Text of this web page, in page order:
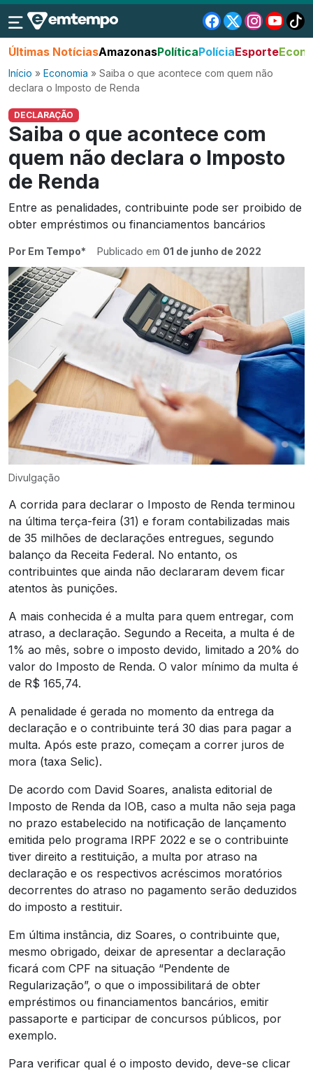
Últimas NotíciasAmazonasPolíticaPolíciaEsporte
Início » Economia » Saiba o que acontece com quem não
declara o Imposto de Renda
DECLARAÇÃO
Saiba o que acontece com
quem não declara o Imposto
de Renda
Entre as penalidades, contribuinte pode ser proibido de
obter empréstimos ou financiamentos bancários
Por Em Tempo* Publicado em 01 de junho de 2022
Divulgação
A corrida para declarar o Imposto de Renda terminou
na última terça-feira (31) e foram contabilizadas mais
de 35 milhões de declarações entregues, segundo
balanço da Receita Federal. No entanto, os
contribuintes que ainda não declararam devem ficar
atentos às punições.
A mais conhecida é a multa para quem entregar, com
atraso, a declaração. Segundo a Receita, a multa é de
1% ao mês, sobre o imposto devido, limitado a 20% do
valor do Imposto de Renda. O valor mínimo da multa é
de R$ 165,74.
A penalidade é gerada no momento da entrega da
declaração e o contribuinte terá 30 dias para pagar a
multa. Após este prazo, começam a correr juros de
mora (taxa Selic).
De acordo com David Soares, analista editorial de
Imposto de Renda da IOB, caso a multa não seja paga
no prazo estabelecido na notificação de lançamento
emitida pelo programa IRPF 2022 e se o contribuinte
tiver direito a restituição, a multa por atraso na
declaração e os respectivos acréscimos moratórios
decorrentes do atraso no pagamento serão deduzidos
do imposto a restituir.
Em última instância, diz Soares, o contribuinte que,
mesmo obrigado, deixar de apresentar a declaração
ficará com CPF na situação “Pendente de
Regularização”, o que o impossibilitará de obter
empréstimos ou financiamentos bancários, emitir
passaporte e participar de concursos públicos, por
exemplo.
Para verificar qual é o imposto devido, deve-se clicar